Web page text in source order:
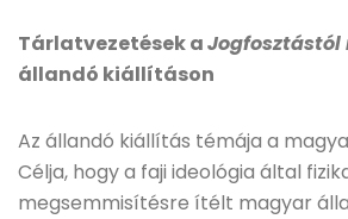
Tárlatvezetések a
állandó kiállításon
Az állandó kiállítás témája a
Célja, hogy a faji ideológia által
megsemmisítésre ítélt magyar